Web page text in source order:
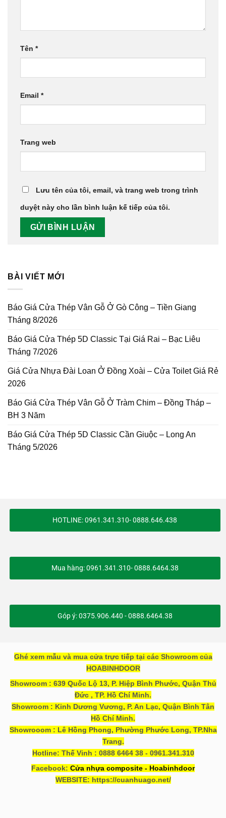
Tên *
Email *
Trang web
Lưu tên của tôi, email, và trang web trong trình
duyệt này cho lần bình luận kế tiếp của tôi.
BÀI VIẾT MỚI
Báo Giá Cửa Thép Vân Gỗ Ở Gò Công – Tiền Giang
Tháng 8/2026
Báo Giá Cửa Thép 5D Classic Tại Giá Rai – Bạc Liêu
Tháng 7/2026
Giá Cửa Nhựa Đài Loan Ở Đồng Xoài – Cửa Toilet Giá Rẻ
2026
Báo Giá Cửa Thép Vân Gỗ Ở Tràm Chim – Đồng Tháp –
BH 3 Năm
Báo Giá Cửa Thép 5D Classic Cần Giuộc – Long An
Tháng 5/2026
HOTLINE: 0961.341.310- 0888.646.438
Mua hàng: 0961.341.310- 0888.6464.38
Góp ý: 0375.906.440 - 0888.6464.38
Ghé xem mẫu và mua cửa trực tiếp tại các Showroom của
HOABINHDOOR
Showroom : 639 Quốc Lộ 13, P. Hiệp Bình Phước, Quận Thủ
Đức , TP. Hồ Chí Minh.
Showroom : Kinh Dương Vương, P. An Lạc, Quận Bình Tân
Hồ Chí Minh.
Showrooom : Lê Hồng Phong, Phường Phước Long, TP.Nha
Trang.
Hotline: Thế Vinh : 0888 6464 38 - 0961.341.310
Facebook: Cửa nhựa composite - Hoabinhdoor
WEBSITE: https://cuanhuago.net/